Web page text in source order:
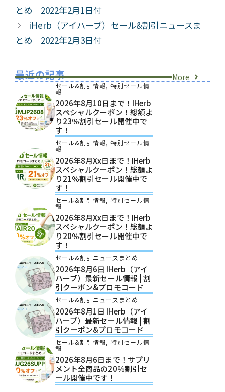
ー
とめ 2022年2月1日付
iHerb（アイハーブ）セール&割引ニュースま
とめ 2022年2月3日付
最近の記事 More
セール&割引情報, 特別セール情
報
2026年8月10日まで！iHerb
スペシャルクーポン！総額よ
り23％割引セール開催中で
す！
セール&割引情報, 特別セール情
報
2026年8月xx日まで！iHerb
スペシャルクーポン！総額よ
り21％割引セール開催中で
す！
セール&割引情報, 特別セール情
報
2026年8月xx日まで！iHerb
スペシャルクーポン！総額よ
り20％割引セール開催中で
す！
セール&割引ニュースまとめ
2026年8月6日 IHerb（アイ
ハーブ）最新セール情報 | 割
引クーポン&プロモコード
セール&割引ニュースまとめ
2026年8月1日 IHerb（アイ
ハーブ）最新セール情報 | 割
引クーポン&プロモコード
セール&割引情報, 特別セール情
報
2026年8月6日まで！サプリ
メント全商品の20％割引セ
ール開催中です！